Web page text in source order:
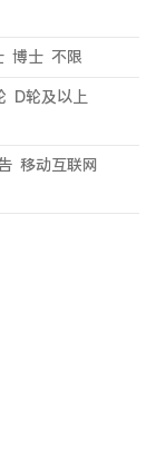
博士 不限
D轮及以上
移动互联网